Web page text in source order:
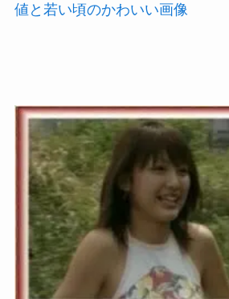
値と若い頃のかわいい画像